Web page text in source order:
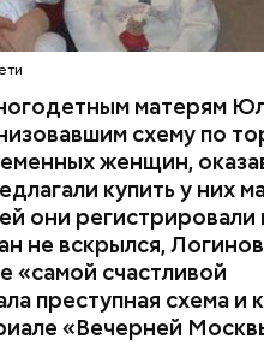
матерям
схему по
женщин,
купить у них
они регистрировали
не вскрылся,
«самой счастливой
преступная схема и
«Вечерней